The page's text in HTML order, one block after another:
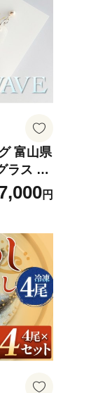
富山県
ラス ハ
円